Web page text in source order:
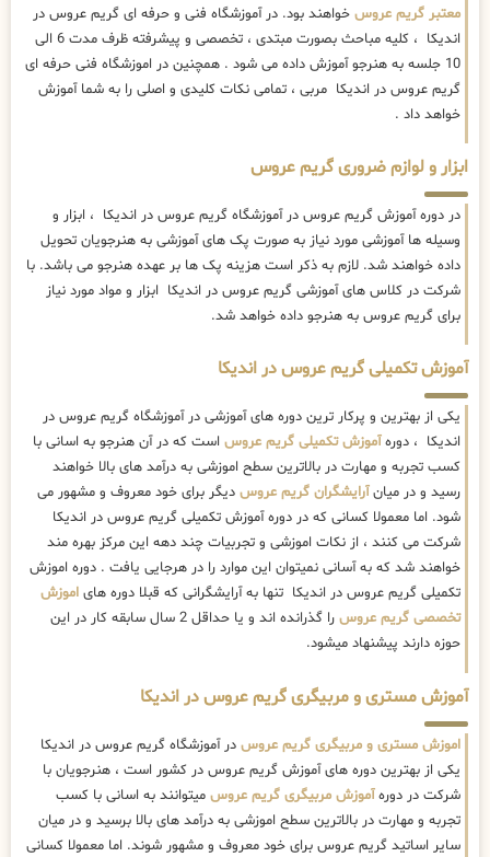
معتبر گریم عروس خواهند بود. در آموزشگاه فنی و حرفه ای گریم عروس در
اندیکا ، کلیه مباحث بصورت مبتدی ، تخصصی و پیشرفته ظرف مدت 6 الی
10 جلسه به هنرجو آموزش داده می شود . همچنین در اموزشگاه فنی حرفه ای
گریم عروس در اندیکا مربی ، تمامی نکات کلیدی و اصلی را به شما آموزش
خواهد داد .
ابزار و لوازم ضروری گریم عروس
در دوره آموزش گریم عروس در آموزشگاه گریم عروس در اندیکا ، ابزار و
وسیله ها آموزشی مورد نیاز به صورت پک های آموزشی به هنرجویان تحویل
داده خواهند شد. لازم به ذکر است هزینه پک ها بر عهده هنرجو می باشد. با
شرکت در کلاس های آموزشی گریم عروس در اندیکا ابزار و مواد مورد نیاز
برای گریم عروس به هنرجو داده خواهد شد.
آموزش تکمیلی گریم عروس در اندیکا
یکی از بهترین و پرکار ترین دوره های آموزشی در آموزشگاه گریم عروس در
اندیکا ، دورهآموزش تکمیلی گریم عروس است که در آن هنرجو به اسانی با
کسب تجربه و مهارت در بالاترین سطح اموزشی به درآمد های بالا خواهند
رسید و در میانآرایشگران گریم عروس دیگر برای خود معروف و مشهور می
شود. اما معمولا کسانی که در دوره آموزش تکمیلی گریم عروس در اندیکا
شرکت می کنند ، از نکات اموزشی و تجربیات چند دهه این مرکز بهره مند
خواهند شد که به آسانی نمیتوان این موارد را در هرجایی یافت . دوره اموزش
تکمیلی گریم عروس در اندیکا تنها به آرایشگرانی که قبلا دوره های اموزش
تخصصی گریم عروس
را گذرانده اند و یا حداقل 2 سال سابقه کار در این
حوزه دارند پیشنهاد میشود.
آموزش مستری و مربیگری گریم عروس در اندیکا
اموزش مستری و مربیگری گریم عروس در آموزشگاه گریم عروس در اندیکا
یکی از بهترین دوره های آموزش گریم عروس در کشور است ، هنرجویان با
شرکت در دورهآموزش مربیگری گریم عروس میتوانند به اسانی با کسب
تجربه و مهارت در بالاترین سطح اموزشی به درآمد های بالا برسید و در میان
سایر اساتید گریم عروس برای خود معروف و مشهور شوند. اما معمولا کسانی